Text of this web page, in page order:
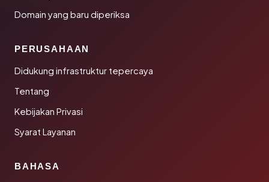
Domain yang baru diperiksa
PERUSAHAAN
Didukung infrastruktur tepercaya
Tentang
Kebijakan Privasi
Syarat Layanan
BAHASA